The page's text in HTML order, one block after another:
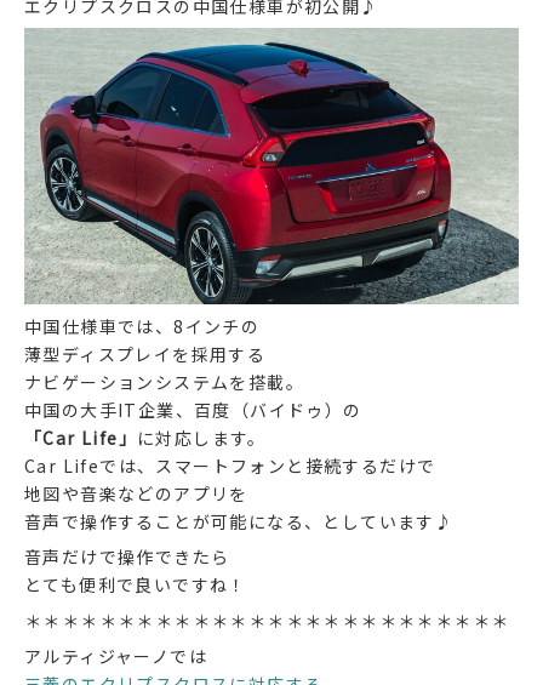
エクリプスクロスの中国仕様車が初公開♪
中国仕様車では、8インチの
薄型ディスプレイを採用する
ナビゲーションシステムを搭載。
中国の大手IT企業、百度（バイドゥ）の
「Car Life」 に対応します。
Car Lifeでは、スマートフォンと接続するだけで
地図や音楽などのアプリを
音声で操作することが可能になる、としています♪
音声だけで操作できたら
とても便利で良いですね！
＊＊＊＊＊＊＊＊＊＊＊＊＊＊＊＊＊＊＊＊＊＊＊＊＊＊
アルティジャーノでは